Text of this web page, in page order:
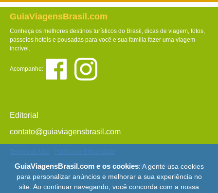
GuiaViagensBrasil.com
Conheça os melhores destinos turísticos do Brasil, dicas de viagem, fotos,
passeios hotéis e pousadas para você e sua família fazer uma viagem
incrível.
Acompanhe:
Editorial
contato@guiaviagensbrasil.com
Termos de Uso
Política de Privacidade
© Copyright 2013 - 2026 - Guia Viagens Brasil -Mapa do Site
GuiaViagensBrasil.com e os cookies: A gente usa cookies
para personalizar anúncios e melhorar a sua experiência no
site. Ao continuar navegando, você concorda com a nossa